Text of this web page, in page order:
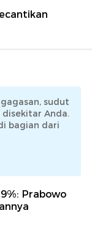
sudut
Anda.
bagian dari
Prabowo